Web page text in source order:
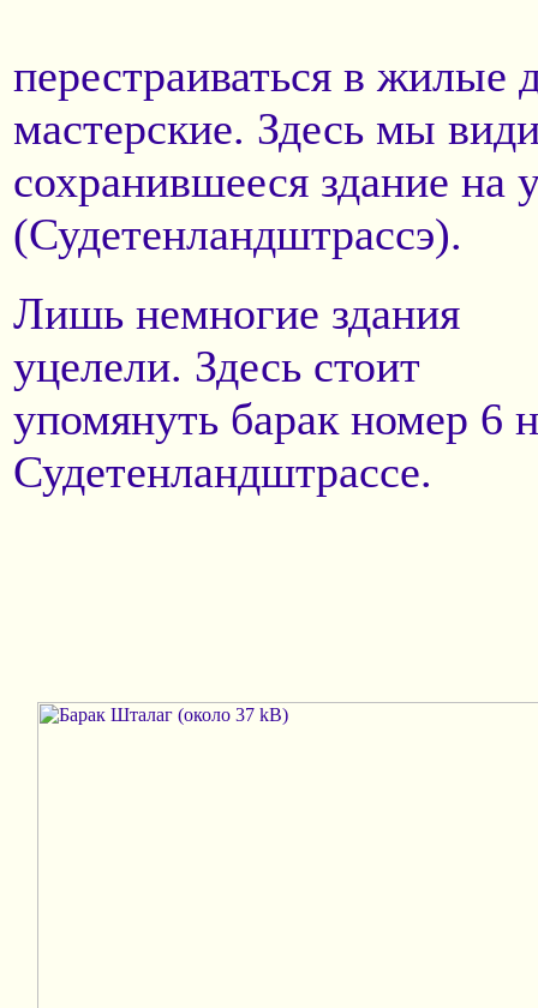
перестраиваться в
мастерские. Здесь мы
сохранившееся здание на
(Судетенландштрассэ).
Лишь немногие здания
уцелели. Здесь стоит
упомянуть барак номер 6
Судетенландштрассе.